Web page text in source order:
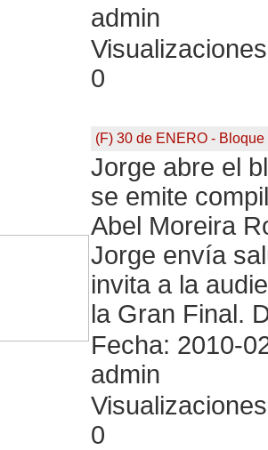
admin
0
(F) 30 de ENERO - Bloque
Jorge abre el
se emite
Abel Moreira
Jorge envía
invita a la
la Gran Final.
Fecha: 2010-
admin
0